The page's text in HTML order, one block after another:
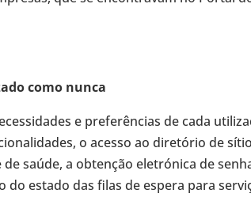
como nunca
e preferências de cada
o acesso ao diretório de
saúde, a obtenção eletrónica de
estado das filas de espera para